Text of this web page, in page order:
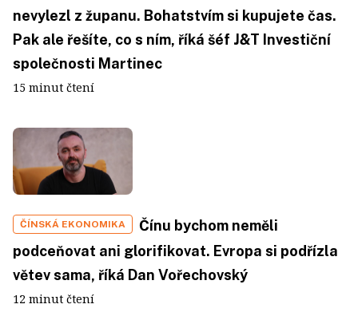
nevylezl z županu. Bohatstvím si kupujete čas.
Pak ale řešíte, co s ním, říká šéf J&T Investiční
společnosti Martinec
15 minut čtení
ČÍNSKÁ EKONOMIKA
Čínu bychom neměli
podceňovat ani glorifikovat. Evropa si podřízla
větev sama, říká Dan Vořechovský
12 minut čtení